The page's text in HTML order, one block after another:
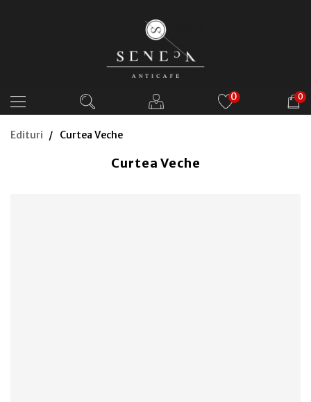
0 0
Edituri Curtea Veche
Curtea Veche